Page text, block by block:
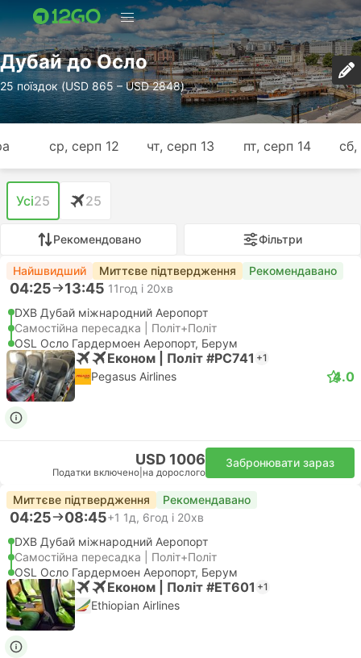
Дубай до Осло
25 поїздок (USD 865 – USD 2848)
ср, серп 12 чт, серп 13 пт, серп 14 сб,
Усі25 25
Рекомендовано Фільтри
Найшвидший Миттєве підтвердження Рекомендавано
04:25 13:45 11год і 20хв
DXB Дубай міжнародний Аеропорт
Самостійна пересадка | Політ+Політ
OSL Осло Гардермоен Аеропорт, Берум
Економ | Політ #PC741 +1
Pegasus Airlines 4.0
USD 1006
Податки включено на дорослого
Забронювати зараз
Миттєве підтвердження Рекомендавано
04:25 08:45+1 1д, 6год і 20хв
DXB Дубай міжнародний Аеропорт
Самостійна пересадка | Політ+Політ
OSL Осло Гардермоен Аеропорт, Берум
Економ | Політ #ET601 +1
Ethiopian Airlines